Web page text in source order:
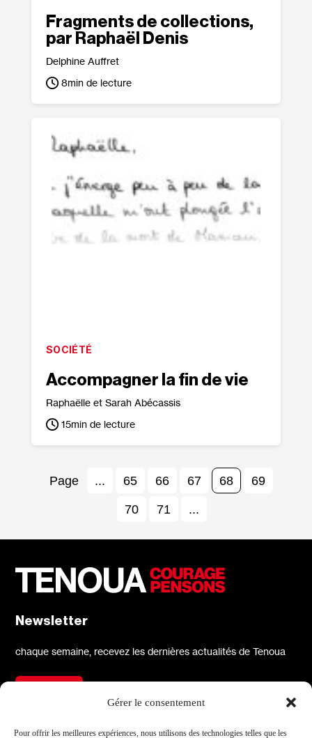
Gérer le consentement
Pour offrir les meilleures expériences, nous utilisons des technologies telles que les
Fragments de collections,
par Raphaël Denis
Delphine Auffret
8min de lecture
SOCIÉTÉ
Accompagner la fin de vie
Raphaëlle et Sarah Abécassis
15min de lecture
... 65 66 67 68 69
70 71 ...
Newsletter
chaque semaine, recevez les dernières actualités de Tenoua
À propos Réseaux sociaux